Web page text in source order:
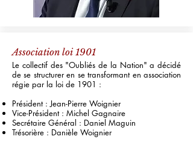
Association loi 1901
Le collectif des "Oubliés de la Nation" a décidé
de se structurer en se transformant en association
régie par la loi de 1901 :
Président : Jean-Pierre Woignier
Vice-Président : Michel Gagnaire
Secrétaire Général : Daniel Maguin
Trésorière : Danièle Woignier